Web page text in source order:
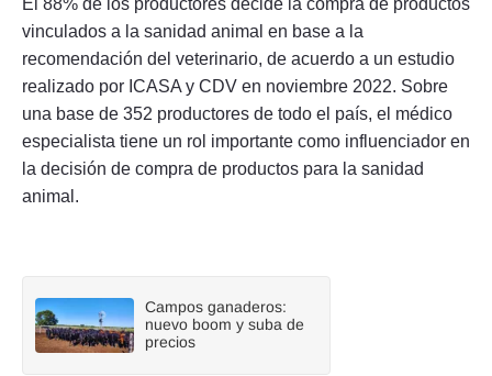
El 88% de los productores decide la compra de productos
vinculados a la sanidad animal en base a la
recomendación del veterinario, de acuerdo a un estudio
realizado por ICASA y CDV en noviembre 2022. Sobre
una base de 352 productores de todo el país, el médico
especialista tiene un rol importante como influenciador en
la decisión de compra de productos para la sanidad
animal.
Campos ganaderos:
nuevo boom y suba de
precios